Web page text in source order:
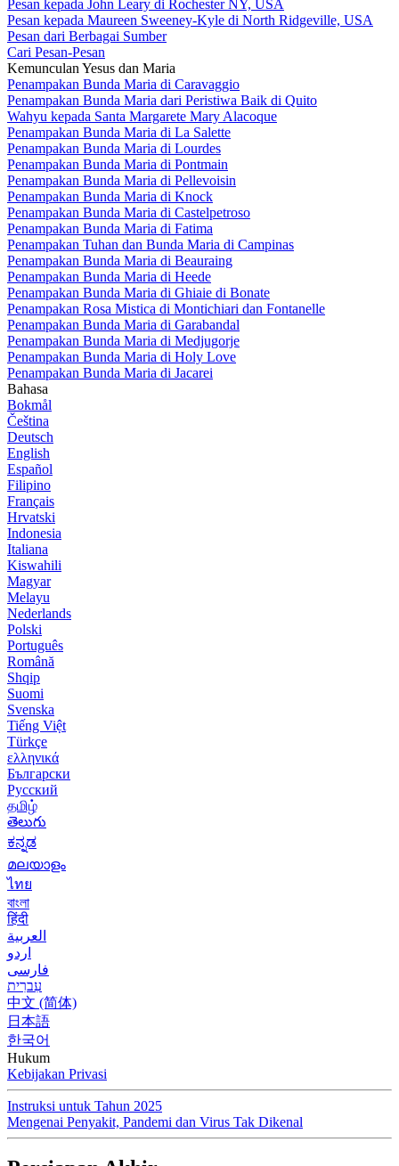
Pesan kepada John Leary di Rochester NY, USA
Pesan kepada Maureen Sweeney-Kyle di North Ridgeville, USA
Pesan dari Berbagai Sumber
Cari Pesan-Pesan
Kemunculan Yesus dan Maria
Penampakan Bunda Maria di Caravaggio
Penampakan Bunda Maria dari Peristiwa Baik di Quito
Wahyu kepada Santa Margarete Mary Alacoque
Penampakan Bunda Maria di La Salette
Penampakan Bunda Maria di Lourdes
Penampakan Bunda Maria di Pontmain
Penampakan Bunda Maria di Pellevoisin
Penampakan Bunda Maria di Knock
Penampakan Bunda Maria di Castelpetroso
Penampakan Bunda Maria di Fatima
Penampakan Tuhan dan Bunda Maria di Campinas
Penampakan Bunda Maria di Beauraing
Penampakan Bunda Maria di Heede
Penampakan Bunda Maria di Ghiaie di Bonate
Penampakan Rosa Mistica di Montichiari dan Fontanelle
Penampakan Bunda Maria di Garabandal
Penampakan Bunda Maria di Medjugorje
Penampakan Bunda Maria di Holy Love
Penampakan Bunda Maria di Jacarei
Bahasa
Bokmål
Čeština
Deutsch
English
Español
Filipino
Français
Hrvatski
Indonesia
Italiana
Kiswahili
Magyar
Melayu
Nederlands
Polski
Português
Română
Shqip
Suomi
Svenska
Tiếng Việt
Türkçe
ελληνικά
Български
Русский
தமிழ்
తెలుగు
ಕನ್ನಡ
മലയാളം
ไทย
বাংলা
हिंदी
العربية
اردو
فارسی
עִברִית
中文 (简体)
日本語
한국어
Hukum
Kebijakan Privasi
Instruksi untuk Tahun 2025
Mengenai Penyakit, Pandemi dan Virus Tak Dikenal